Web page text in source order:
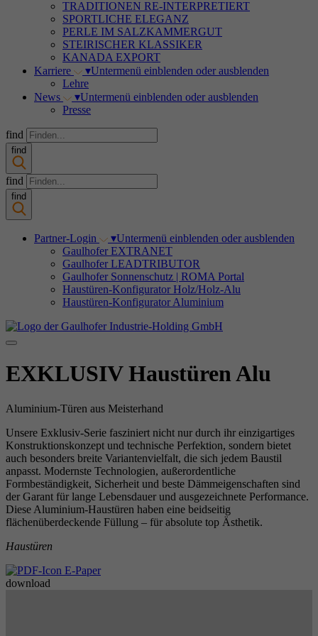
TRADITIONEN RE-INTERPRETIERT
SPORTLICHE ELEGANZ
PERLE IM SALZKAMMERGUT
STEIRISCHER KLASSIKER
KANADA EXPORT
Karriere
▾Untermenü einblenden oder ausblenden
Lehre
News
▾Untermenü einblenden oder ausblenden
Presse
find
find
find
find
Partner-Login ▾Untermenü einblenden oder ausblenden
Gaulhofer EXTRANET
Gaulhofer LEADTRIBUTOR
Gaulhofer Sonnenschutz | ROMA Portal
Haustüren-Konfigurator Holz/Holz-Alu
Haustüren-Konfigurator Aluminium
EXKLUSIV Haustüren Alu
Aluminium-Türen aus Meisterhand
Unsere Exklusiv-Serie fasziniert nicht nur durch ihr einzigartiges
Konstruktionskonzept und technische Perfektion, sondern bietet
auch besonders breite Variantenvielfalt, die sich jedem Baustil
anpasst. Modernste Technologien, außerordentliche
Formbeständigkeit, Sicherheit und beste Dämmeigenschaften sind
der Garant für lange Lebensdauer und ausgezeichnete Performance.
Diese Aluminium-Haustüren haben eine beidseitig
flächenüberdeckende Füllung – für absolute top Ästhetik.
Haustüren
E-Paper
down­load